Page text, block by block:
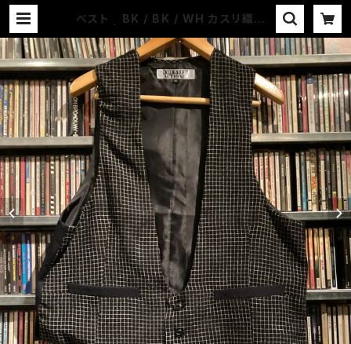
ベスト BK / BK / WH カスリ織りチ
-STORE